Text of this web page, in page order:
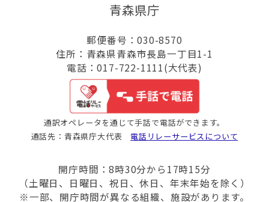
青森県庁
郵便番号：030-8570
住所：青森県青森市長島一丁目1-1
電話：017-722-1111(大代表)
通訳オペレータを通じて手話で電話ができます。
通話先：青森県庁大代表 電話リレーサービスについて
開庁時間：8時30分から17時15分
（土曜日、日曜日、祝日、休日、年末年始を除く）
※一部、開庁時間が異なる組織、施設があります。